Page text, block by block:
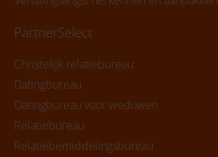
PartnerSelect
Christelijk relatiebureau
Datingbureau
Datingbureau voor weduwen
Relatiebureau
Relatiebemiddelingsbureau